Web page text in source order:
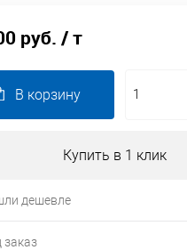
руб. / т
В корзину
Купить в 1 клик
дешевле
заказ